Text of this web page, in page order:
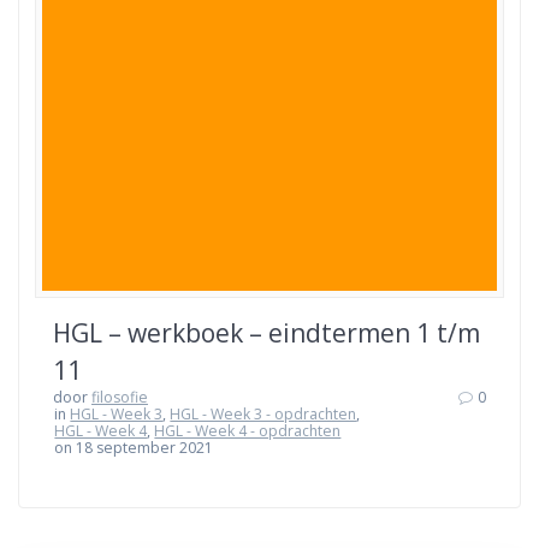
HGL – werkboek – eindtermen 1 t/m
11
doorfilosofie
in HGL - Week 3, HGL - Week 3 - opdrachten,
HGL - Week 4, HGL - Week 4 - opdrachten
on 18 september 2021
0